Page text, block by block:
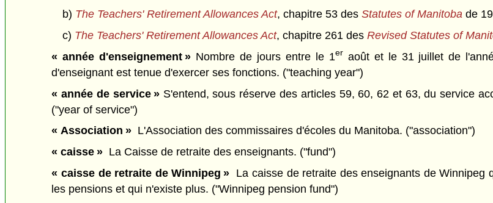
b) The Teachers' Retirement Allowances Act, chapitre 53 des Statutes of Manitoba de
c) The Teachers' Retirement Allowances Act, chapitre 261 des Revised Statutes of
« année d'enseignement » Nombre de jours entre le 1er août et le 31 juillet de
d'enseignant est tenue d'exercer ses fonctions. ("teaching year")
« année de service »S'entend, sous réserve des articles 59, 60, 62 et 63, du service
("year of service")
« Association » L'Association des commissaires d'écoles du Manitoba. ("association")
« caisse » La Caisse de retraite des enseignants. ("fund")
« caisse de retraite de Winnipeg » La caisse de retraite des enseignants de
les pensions et qui n'existe plus. ("Winnipeg pension fund")